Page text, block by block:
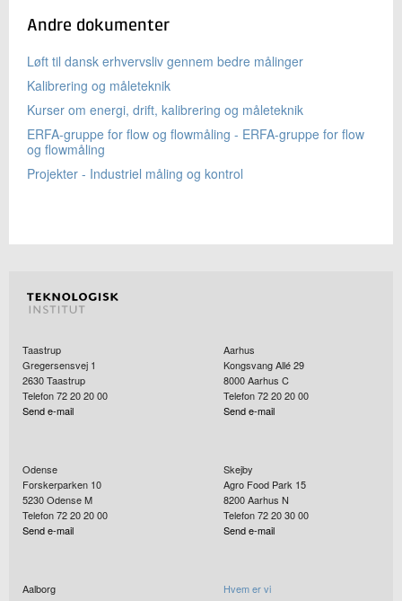
Andre dokumenter
Løft til dansk erhvervsliv gennem bedre målinger
Kalibrering og måleteknik
Kurser om energi, drift, kalibrering og måleteknik
ERFA-gruppe for flow og flowmåling - ERFA-gruppe for flow
og flowmåling
Projekter - Industriel måling og kontrol
Taastrup
Gregersensvej 1
2630Taastrup
Telefon 72 20 20 00
Send e-mail
Aarhus
Kongsvang Allé 29
8000Aarhus C
Telefon 72 20 20 00
Send e-mail
Odense
Forskerparken 10
5230Odense M
Telefon 72 20 20 00
Send e-mail
Skejby
Agro Food Park 15
8200Aarhus N
Telefon 72 20 30 00
Send e-mail
Aalborg
Hvem er vi